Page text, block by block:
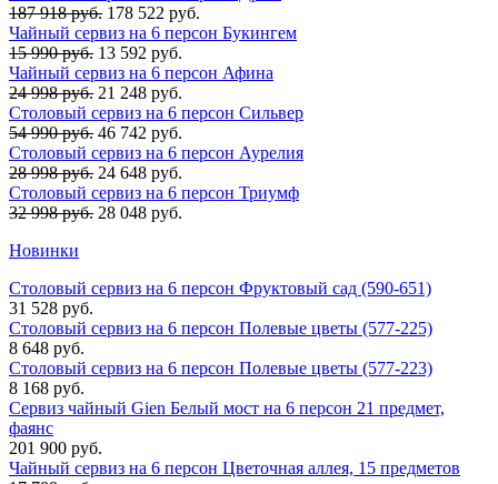
187 918 руб. 178 522 руб.
Чайный сервиз на 6 персон Букингем
15 990 руб. 13 592 руб.
Чайный сервиз на 6 персон Афина
24 998 руб. 21 248 руб.
Столовый сервиз на 6 персон Сильвер
54 990 руб. 46 742 руб.
Столовый сервиз на 6 персон Аурелия
28 998 руб. 24 648 руб.
Столовый сервиз на 6 персон Триумф
32 998 руб. 28 048 руб.
Новинки
Столовый сервиз на 6 персон Фруктовый сад (590-651)
31 528 руб.
Столовый сервиз на 6 персон Полевые цветы (577-225)
8 648 руб.
Столовый сервиз на 6 персон Полевые цветы (577-223)
8 168 руб.
Сервиз чайный Gien Белый мост на 6 персон 21 предмет,
фаянс
201 900 руб.
Чайный сервиз на 6 персон Цветочная аллея, 15 предметов